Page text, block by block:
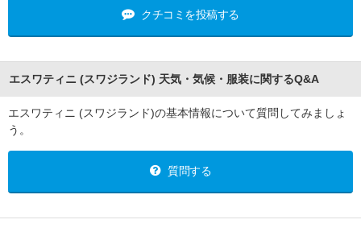
クチコミを投稿する
エスワティニ (スワジランド) 天気・気候・服装に関するQ&A
エスワティニ (スワジランド)の基本情報について質問してみましょ
う。
質問する